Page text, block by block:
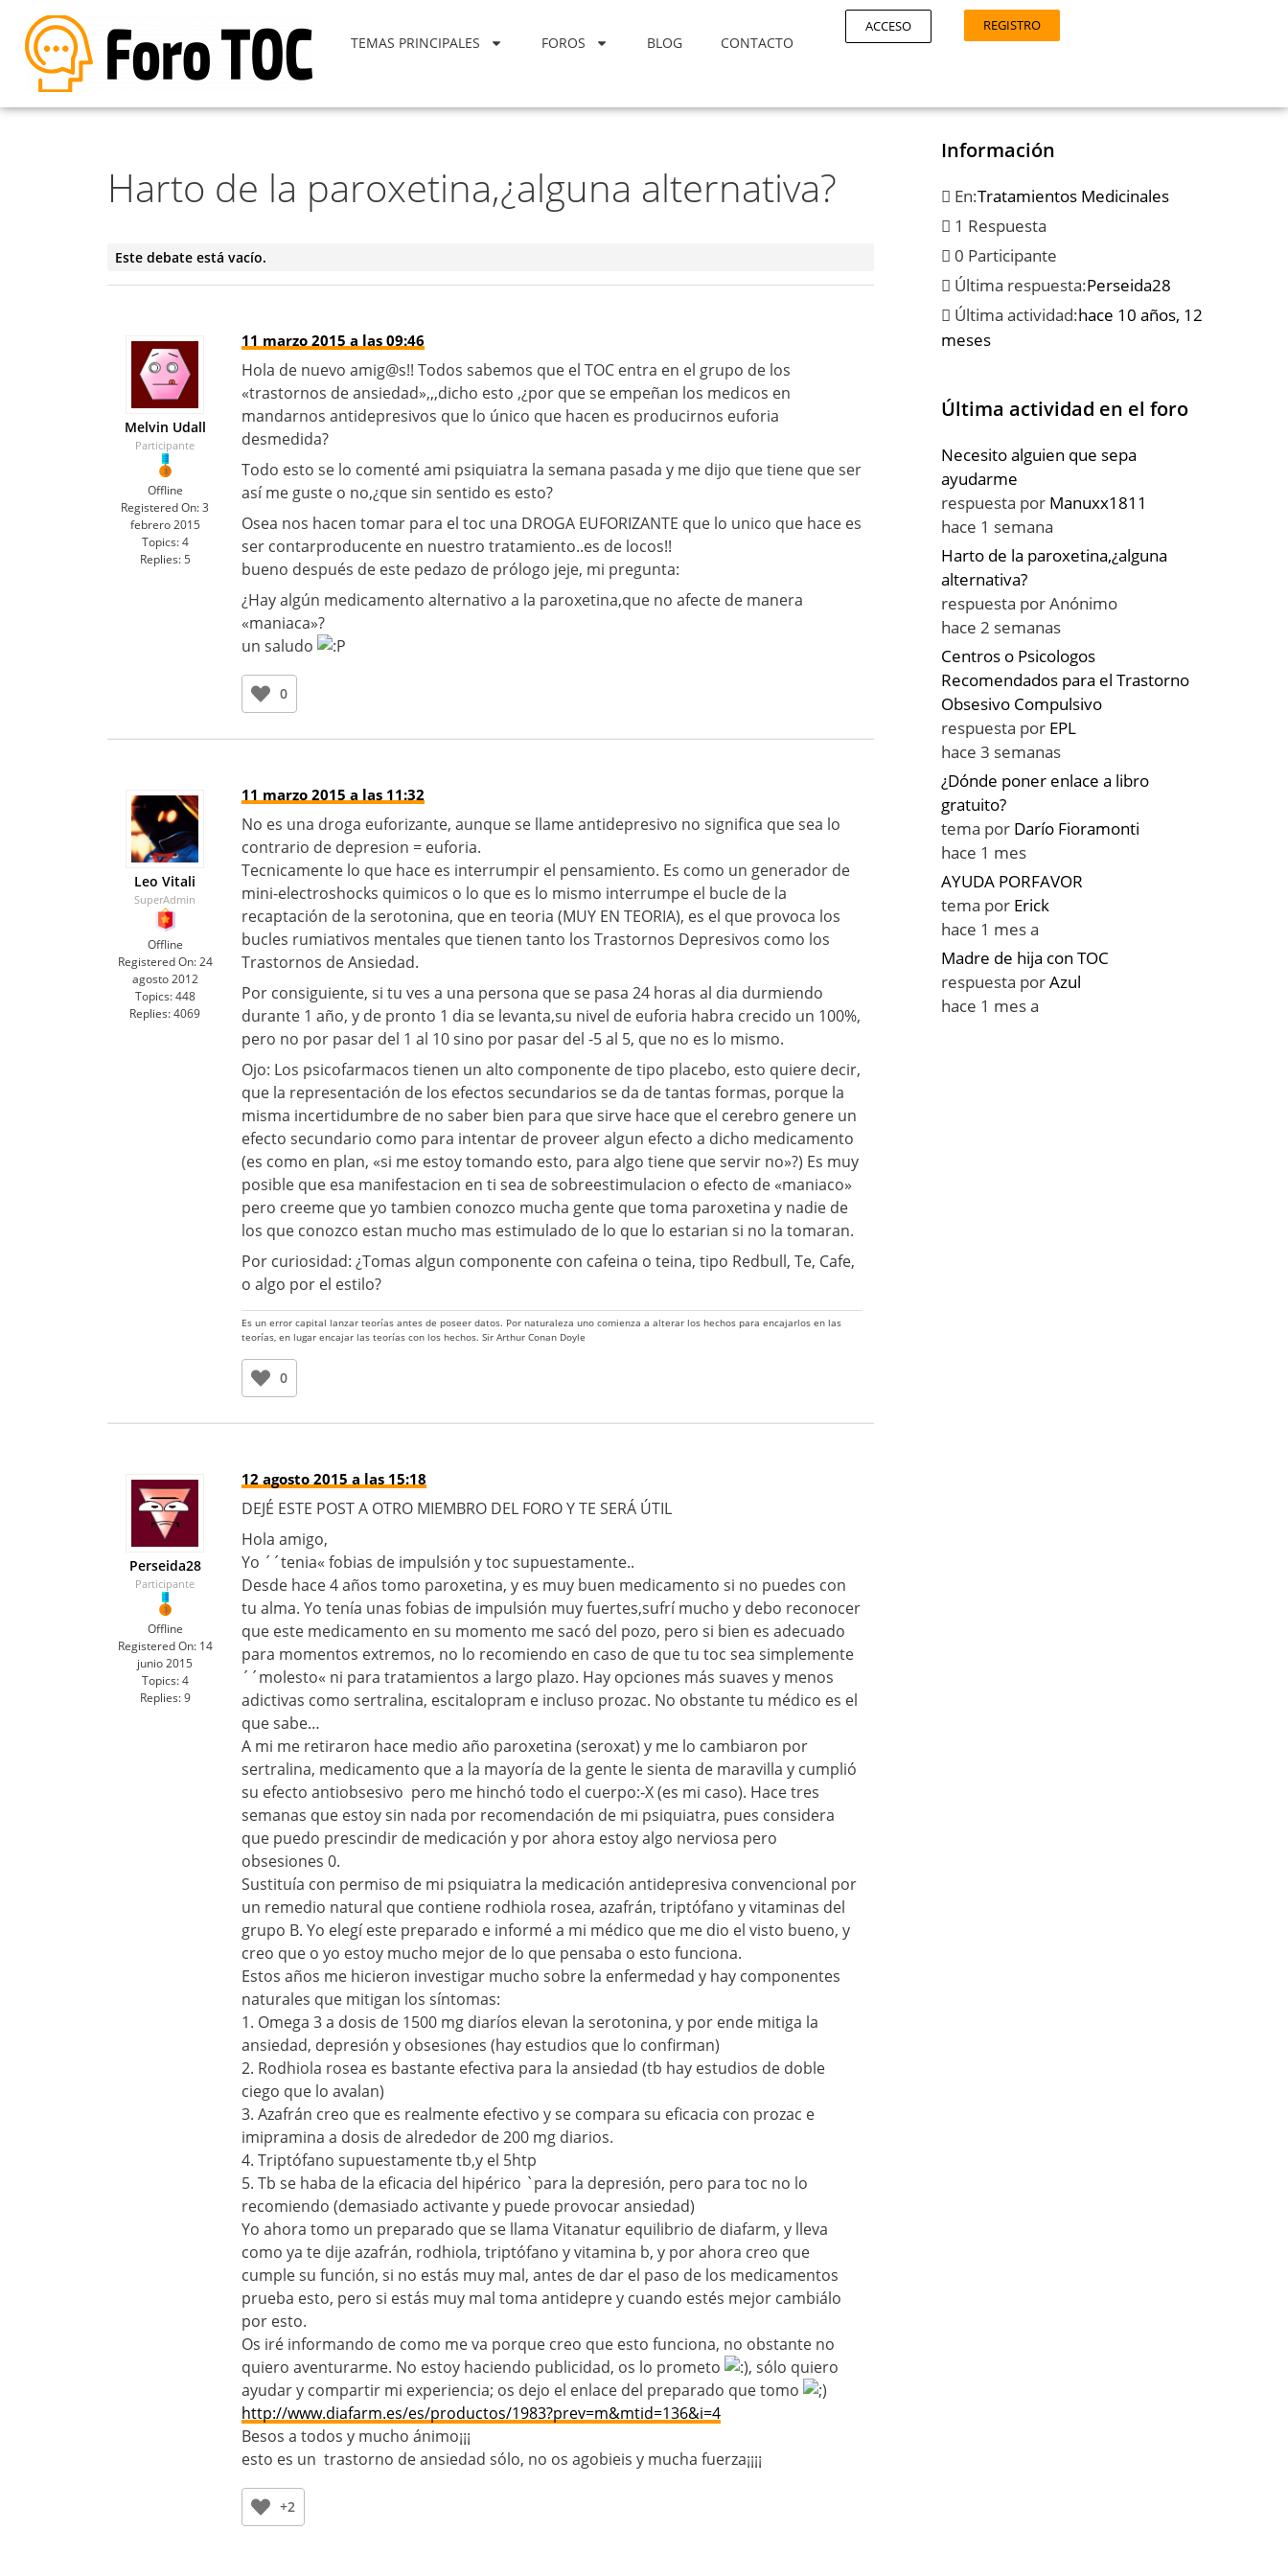
TEMAS PRINCIPALES FOROS BLOG CONTACTO
ACCESO REGISTRO
Harto de la paroxetina,¿alguna alternativa?
Este debate está vacío.
Melvin Udall
Participante
Offline
Registered On:3
febrero 2015
Topics: 4
Replies: 5
11 marzo 2015 a las 09:46
Hola de nuevo amig@s!! Todos sabemos que el TOC entra en el grupo de los
«trastornos de ansiedad»,,,dicho esto ,¿por que se empeñan los medicos en
mandarnos antidepresivos que lo único que hacen es producirnos euforia
desmedida?
Todo esto se lo comenté ami psiquiatra la semana pasada y me dijo que tiene que ser
así me guste o no,¿que sin sentido es esto?
Osea nos hacen tomar para el toc una DROGA EUFORIZANTE que lo unico que hace es
ser contarproducente en nuestro tratamiento..es de locos!!
bueno después de este pedazo de prólogo jeje, mi pregunta:
¿Hay algún medicamento alternativo a la paroxetina,que no afecte de manera
«maniaca»?
un saludo
0
Leo Vitali
SuperAdmin
Offline
Registered On: 24
agosto 2012
Topics: 448
Replies:4069
11 marzo 2015 a las 11:32
No es una droga euforizante, aunque se llame antidepresivo no significa que sea lo
contrario de depresion = euforia.
Tecnicamente lo que hace es interrumpir el pensamiento. Es como un generador de
mini-electroshocks quimicos o lo que es lo mismo interrumpe el bucle de la
recaptación de la serotonina, que en teoria (MUY EN TEORIA), es el que provoca los
bucles rumiativos mentales que tienen tanto los Trastornos Depresivos como los
Trastornos de Ansiedad.
Por consiguiente, si tu ves a una persona que se pasa 24 horas al dia durmiendo
durante 1 año, y de pronto 1 dia se levanta,su nivel de euforia habra crecido un 100%,
pero no por pasar del 1 al 10 sino por pasar del -5 al 5, que no es lo mismo.
Ojo: Los psicofarmacos tienen un alto componente de tipo placebo, esto quiere decir,
que la representación de los efectos secundarios se da de tantas formas, porque la
misma incertidumbre de no saber bien para que sirve hace que el cerebro genere un
efecto secundario como para intentar de proveer algun efecto a dicho medicamento
(es como en plan, «si me estoy tomando esto, para algo tiene que servir no»?) Es muy
posible que esa manifestacion en ti sea de sobreestimulacion o efecto de «maniaco»
pero creeme que yo tambien conozco mucha gente que toma paroxetina y nadie de
los que conozco estan mucho mas estimulado de lo que lo estarian si no la tomaran.
Por curiosidad: ¿Tomas algun componente con cafeina o teina, tipo Redbull, Te, Cafe,
o algo por el estilo?
Es un error capital lanzar teorías antes de poseer datos. Por naturaleza uno comienza a alterar los hechos para encajarlos en las
teorías, en lugar encajar las teorías con los hechos. Sir Arthur Conan Doyle
0
Perseida28
Participante
Offline
Registered On: 14
junio 2015
Topics: 4
Replies: 9
12 agosto 2015 a las 15:18
DEJÉ ESTE POST A OTRO MIEMBRO DEL FORO Y TE SERÁ ÚTIL
Hola amigo,
Yo ´´tenia« fobias de impulsión y toc supuestamente..
Desde hace 4 años tomo paroxetina, y es muy buen medicamento si no puedes con
tu alma. Yo tenía unas fobias de impulsión muy fuertes,sufrí mucho y debo reconocer
que este medicamento en su momento me sacó del pozo, pero si bien es adecuado
para momentos extremos, no lo recomiendo en caso de que tu toc sea simplemente
´´molesto« ni para tratamientos a largo plazo. Hay opciones más suaves y menos
adictivas como sertralina, escitalopram e incluso prozac. No obstante tu médico es el
que sabe…
A mi me retiraron hace medio año paroxetina (seroxat) y me lo cambiaron por
sertralina, medicamento que a la mayoría de la gente le sienta de maravilla y cumplió
su efecto antiobsesivo pero me hinchó todo el cuerpo:-X (es mi caso). Hace tres
semanas que estoy sin nada por recomendación de mi psiquiatra, pues considera
que puedo prescindir de medicación y por ahora estoy algo nerviosa pero
obsesiones 0.
Sustituía con permiso de mi psiquiatra la medicación antidepresiva convencional por
un remedio natural que contiene rodhiola rosea, azafrán, triptófano y vitaminas del
grupo B. Yo elegí este preparado e informé a mi médico que me dio el visto bueno, y
creo que o yo estoy mucho mejor de lo que pensaba o esto funciona.
Estos años me hicieron investigar mucho sobre la enfermedad y hay componentes
naturales que mitigan los síntomas:
1. Omega 3 a dosis de 1500 mg diaríos elevan la serotonina, y por ende mitiga la
ansiedad, depresión y obsesiones (hay estudios que lo confirman)
2. Rodhiola rosea es bastante efectiva para la ansiedad (tb hay estudios de doble
ciego que lo avalan)
3. Azafrán creo que es realmente efectivo y se compara su eficacia con prozac e
imipramina a dosis de alrededor de 200 mg diarios.
4. Triptófano supuestamente tb,y el 5htp
5. Tb se haba de la eficacia del hipérico `para la depresión, pero para toc no lo
recomiendo (demasiado activante y puede provocar ansiedad)
Yo ahora tomo un preparado que se llama Vitanatur equilibrio de diafarm, y lleva
como ya te dije azafrán, rodhiola, triptófano y vitamina b, y por ahora creo que
cumple su función, si no estás muy mal, antes de dar el paso de los medicamentos
prueba esto, pero si estás muy mal toma antidepre y cuando estés mejor cambiálo
por esto.
Os iré informando de como me va porque creo que esto funciona, no obstante no
quiero aventurarme. No estoy haciendo publicidad, os lo prometo
, sólo quiero
ayudar y compartir mi experiencia; os dejo el enlace del preparado que tomo
http://www.diafarm.es/es/productos/1983?prev=m&mtid=136&i=4
Besos a todos y mucho ánimo¡¡¡
esto es un trastorno de ansiedad sólo, no os agobieis y mucha fuerza¡¡¡¡
+2
Información
En:Tratamientos Medicinales
1 Respuesta
0 Participante
Última respuesta:Perseida28
Última actividad:hace 10 años, 12
meses
Última actividad en el foro
Necesito alguien que sepa
ayudarme
respuesta por Manuxx1811
hace 1 semana
Harto de la paroxetina,¿alguna
alternativa?
respuesta porAnónimo
hace 2 semanas
Centros o Psicologos
Recomendados para el Trastorno
Obsesivo Compulsivo
respuesta por EPL
hace 3 semanas
¿Dónde poner enlace a libro
gratuito?
tema por Darío Fioramonti
hace 1 mes
AYUDA PORFAVOR
tema por Erick
hace 1 mes a
Madre de hija con TOC
respuesta porAzul
hace 1 mes a